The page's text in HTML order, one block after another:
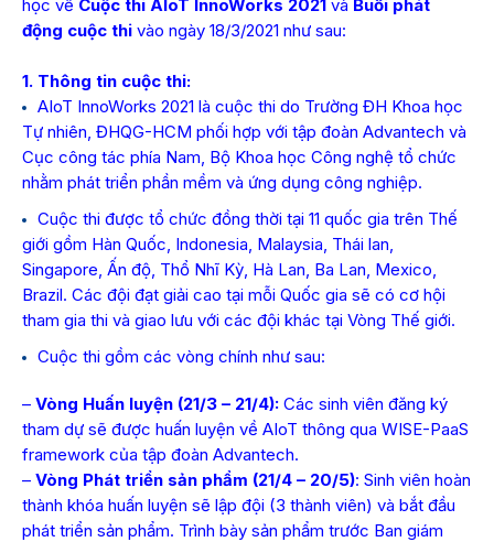
học về Cuộc thi AIoT InnoWorks 2021 và Buổi phát
động cuộc thi vào ngày 18/3/2021 như sau:
1. Thông tin cuộc thi:
AIoT InnoWorks 2021 là cuộc thi do Trường ĐH Khoa học
Tự nhiên, ĐHQG-HCM phối hợp với tập đoàn Advantech và
Cục công tác phía Nam, Bộ Khoa học Công nghệ tổ chức
nhằm phát triển phần mềm và ứng dụng công nghiệp.
Cuộc thi được tổ chức đồng thời tại 11 quốc gia trên Thế
giới gồm Hàn Quốc, Indonesia, Malaysia, Thái lan,
Singapore, Ấn độ, Thổ Nhĩ Kỳ, Hà Lan, Ba Lan, Mexico,
Brazil. Các đội đạt giải cao tại mỗi Quốc gia sẽ có cơ hội
tham gia thi và giao lưu với các đội khác tại Vòng Thế giới.
Cuộc thi gồm các vòng chính như sau:
– Vòng Huấn luyện (21/3 – 21/4): Các sinh viên đăng ký
tham dự sẽ được huấn luyện về AIoT thông qua WISE-PaaS
framework của tập đoàn Advantech.
– Vòng Phát triển sản phẩm (21/4 – 20/5): Sinh viên hoàn
thành khóa huấn luyện sẽ lập đội (3 thành viên) và bắt đầu
phát triển sản phẩm. Trình bày sản phẩm trước Ban giám